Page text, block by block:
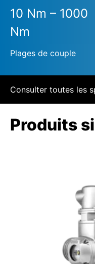
10 Nm – 1000
Nm
Plages de couple
Consulter toutes les
Produits